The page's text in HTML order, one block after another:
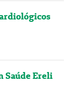
Saúde Ereli